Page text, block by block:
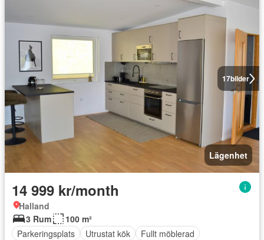
17bilder
Lägenhet
14 999 kr/month
Halland
3 Rum
100 m²
Parkeringsplats
Utrustat kök Fullt möblerad